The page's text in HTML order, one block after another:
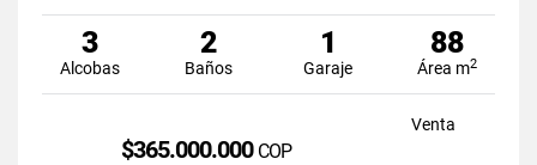
3
Alcobas
2
Baños
1
Garaje
88
Área m2
Venta
$365.000.000 COP